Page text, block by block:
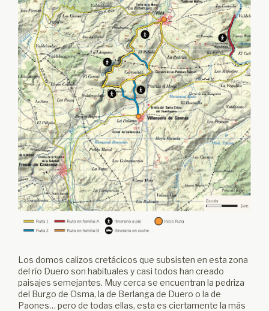
Los domos calizos cretácicos que subsisten en esta zona
del río Duero son habituales y casi todos han creado
paisajes semejantes. Muy cerca se encuentran la pedriza
del Burgo de Osma, la de Berlanga de Duero o la de
Paones… pero de todas ellas, esta es ciertamente la más